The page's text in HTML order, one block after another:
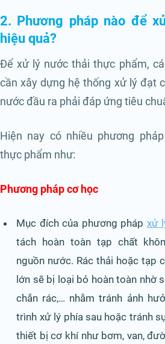
2. Phương pháp nào để
hiệu quả?
Để xử lý nước thải thực phẩm,
cần xây dựng hệ thống xử lý đạt
nước đầu ra phải đáp ứng tiêu
Hiện nay có nhiều phương
thực phẩm như:
Phương pháp cơ học
Mục đích của phương pháp xử
tách hoàn toàn tạp chất
nguồn nước. Rác thải hoặc tạp
lớn sẽ bị loại bỏ hoàn toàn nhờ
chắn rác,… nhằm tránh ảnh
trình xử lý phía sau hoặc tránh
thiết bị cơ khí như bơm, van,